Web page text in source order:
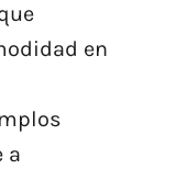
en
a